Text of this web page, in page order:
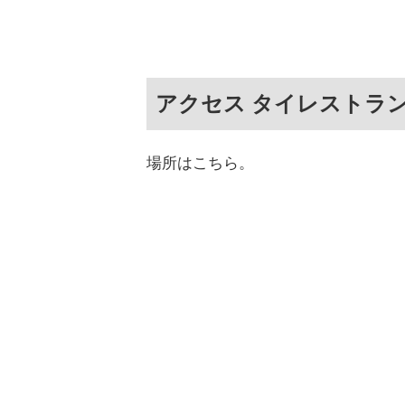
アクセス タイレストラ
場所はこちら。